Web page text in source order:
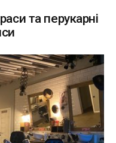
та перукарні